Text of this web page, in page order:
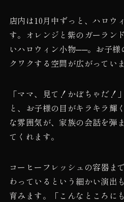
店内は10月中ずっと、ハロウ
す。オレンジと紫のガーラン
いハロウィン小物──。お子様
クワクする空間が広がっていま
「ママ、見て！かぼちゃだ！
と、お子様の目がキラキラ輝
な雰囲気が、家族の会話を弾
てくれます。
コーヒーフレッシュの容器ま
わっているという細かい演出
育みます。「こんなところに